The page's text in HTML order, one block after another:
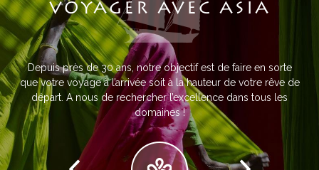
VOYAGER AVEC ASIA
Depuis près de 30 ans, notre objectif est de faire en sorte
que votre voyage à l’arrivée soit à la hauteur de votre rêve de
départ. A nous de rechercher l’excellence dans tous les
domaines !